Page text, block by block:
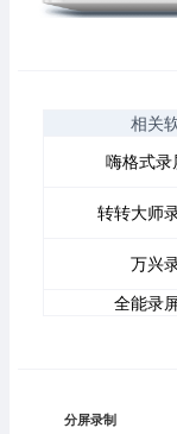
相关
嗨格式
转转大师
万兴
全能录
分屏录制